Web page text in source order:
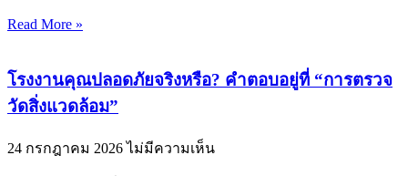
Read More »
โรงงานคุณปลอดภัยจริงหรือ? คำตอบอยู่ที่ “การตรวจ
วัดสิ่งแวดล้อม”
24 กรกฎาคม 2026ไม่มีความเห็น